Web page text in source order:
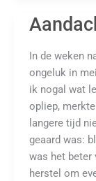
In de weken
ongeluk in
ik nogal wat
opliep,
langere tijd
geaard was:
was het beter
herstel om